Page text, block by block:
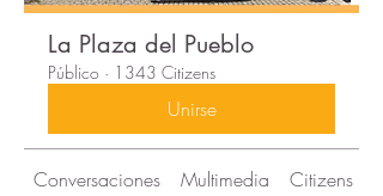
La Plaza del Pueblo
Público · 1343 Citizens
Unirse
Conversaciones Multimedia Citizens